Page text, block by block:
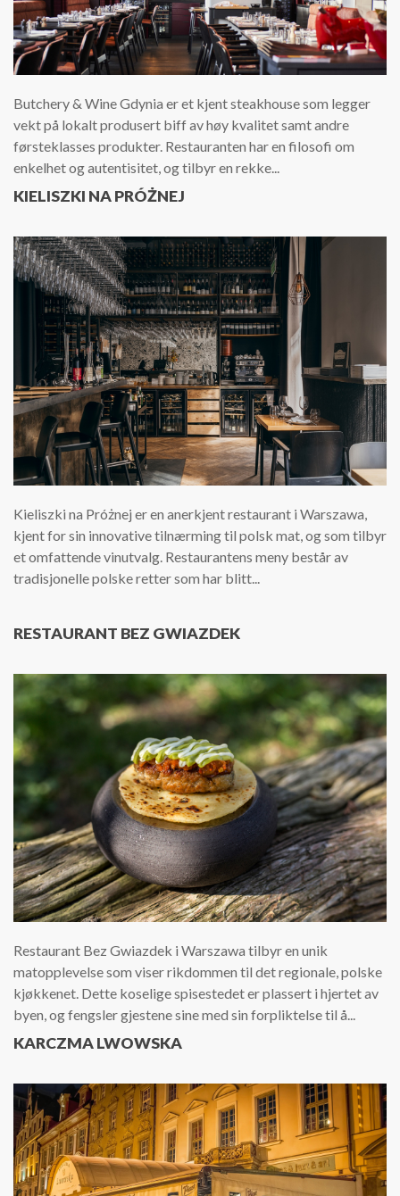
Butchery & Wine Gdynia er et kjent steakhouse som legger
vekt på lokalt produsert biff av høy kvalitet samt andre
førsteklasses produkter. Restauranten har en filosofi om
enkelhet og autentisitet, og tilbyr en rekke...
KIELISZKI NA PRÓŻNEJ
Kieliszki na Próżnej er en anerkjent restaurant i Warszawa,
kjent for sin innovative tilnærming til polsk mat, og som tilbyr
et omfattende vinutvalg. Restaurantens meny består av
tradisjonelle polske retter som har blitt...
RESTAURANT BEZ GWIAZDEK
Restaurant Bez Gwiazdek i Warszawa tilbyr en unik
matopplevelse som viser rikdommen til det regionale, polske
kjøkkenet. Dette koselige spisestedet er plassert i hjertet av
byen, og fengsler gjestene sine med sin forpliktelse til å...
KARCZMA LWOWSKA